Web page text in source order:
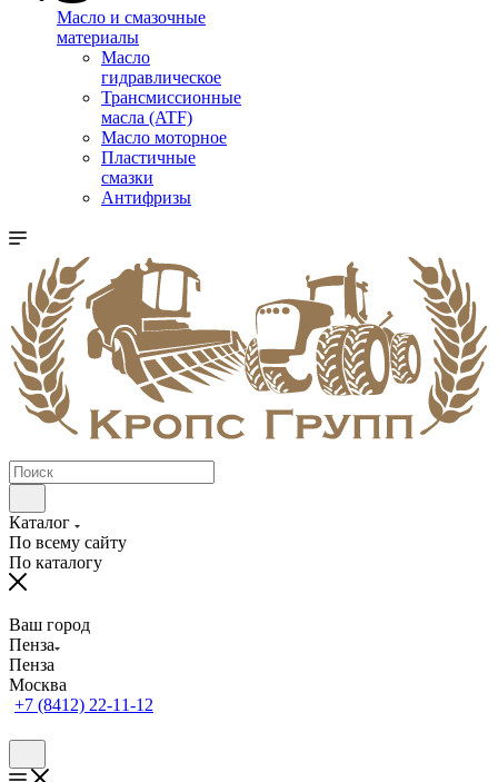
Масло и смазочные
материалы
Масло
гидравлическое
Трансмиссионные
масла (ATF)
Масло моторное
Пластичные
смазки
Антифризы
Каталог
По всему сайту
По каталогу
Ваш город
Пенза
Пенза
Москва
+7 (8412) 22-11-12